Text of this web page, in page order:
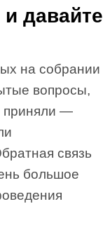
давайте
на собрании
вопросы,
приняли —
связь
большое